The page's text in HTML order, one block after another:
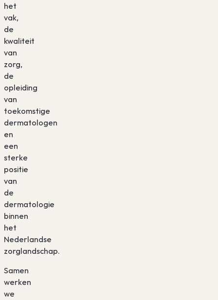
het
vak,
de
kwaliteit
van
zorg,
de
opleiding
van
toekomstige
dermatologen
en
een
sterke
positie
van
de
dermatologie
binnen
het
Nederlandse
zorglandschap.
Samen
werken
we